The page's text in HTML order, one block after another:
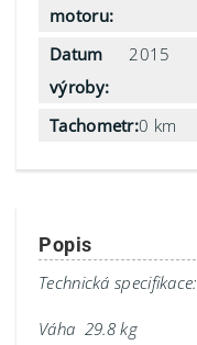
motoru:
Datum
výroby:
2015
Tachometr:0 km
Popis
Technická specifikace:
Váha 29.8 kg